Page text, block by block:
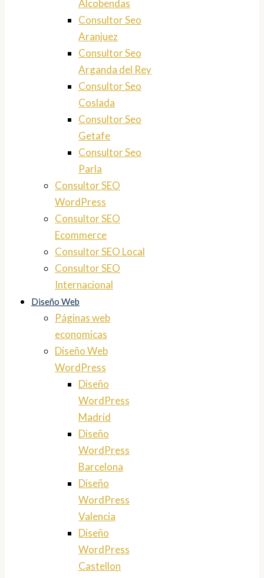
Alcobendas
Consultor Seo
Aranjuez
Consultor Seo
Arganda del Rey
Consultor Seo
Coslada
Consultor Seo
Getafe
Consultor Seo
Parla
Consultor SEO
WordPress
Consultor SEO
Ecommerce
Consultor SEO Local
Consultor SEO
Internacional
Diseño Web
Páginas web
economicas
Diseño Web
WordPress
Diseño
WordPress
Madrid
Diseño
WordPress
Barcelona
Diseño
WordPress
Valencia
Diseño
WordPress
Castellon